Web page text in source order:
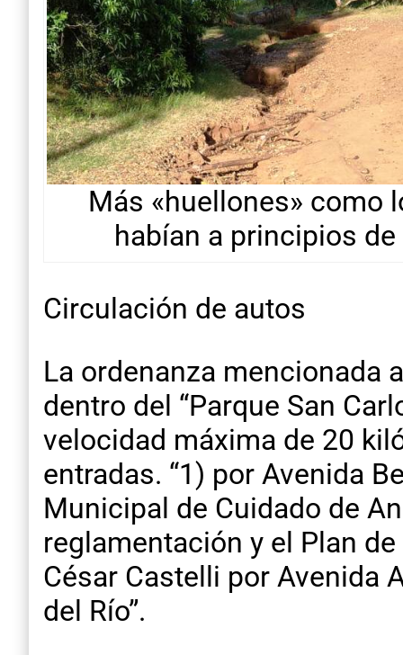
Más «huellones» como
habían a principios de
Circulación de autos
La ordenanza mencionada
dentro del “Parque San
velocidad máxima de 20
entradas. “1) por Avenida
Municipal de Cuidado de
reglamentación y el Plan
César Castelli por Avenida
del Río”.